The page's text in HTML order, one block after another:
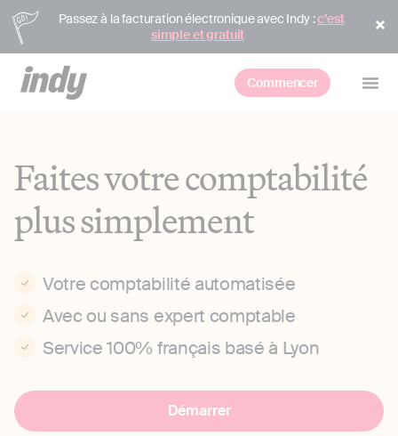
Passez à la facturation électronique avec Indy :c’est
simple et gratuit
Commencer
Faites votre comptabilité
plus simplement
Votre comptabilité automatisée
Avec ou sans expert comptable
Service 100% français basé à Lyon
Démarrer